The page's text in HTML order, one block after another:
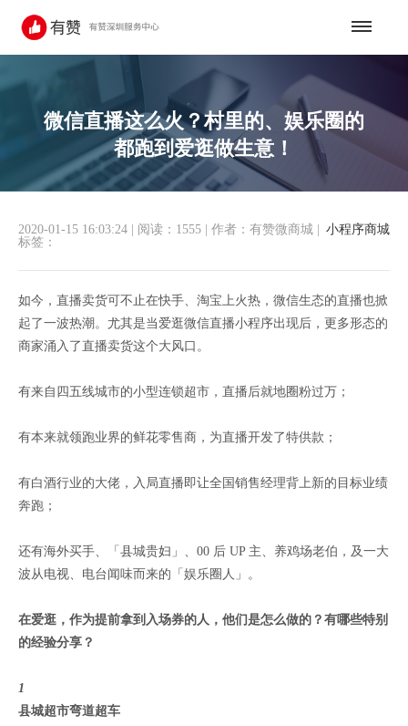
微信直播这么火？村里的、娱乐圈的
都跑到爱逛做生意！
小程序商城
2020-01-15 16:03:24 阅读：1555 作者：有赞微商城
标签：
如今，直播卖货可不止在快手、淘宝上火热，微信生态的直播也掀
起了一波热潮。尤其是当爱逛微信直播小程序出现后，更多形态的
商家涌入了直播卖货这个大风口。
有来自四五线城市的小型连锁超市，直播后就地圈粉过万；
有本来就领跑业界的鲜花零售商，为直播开发了特供款；
有白酒行业的大佬，入局直播即让全国销售经理背上新的目标业绩
奔跑；
还有海外买手、「县城贵妇」、00 后 UP 主、养鸡场老伯，及一大
波从电视、电台闻味而来的「娱乐圈人」。
在爱逛，作为提前拿到入场券的人，他们是怎么做的？有哪些特别
的经验分享？
1
县城超市弯道超车